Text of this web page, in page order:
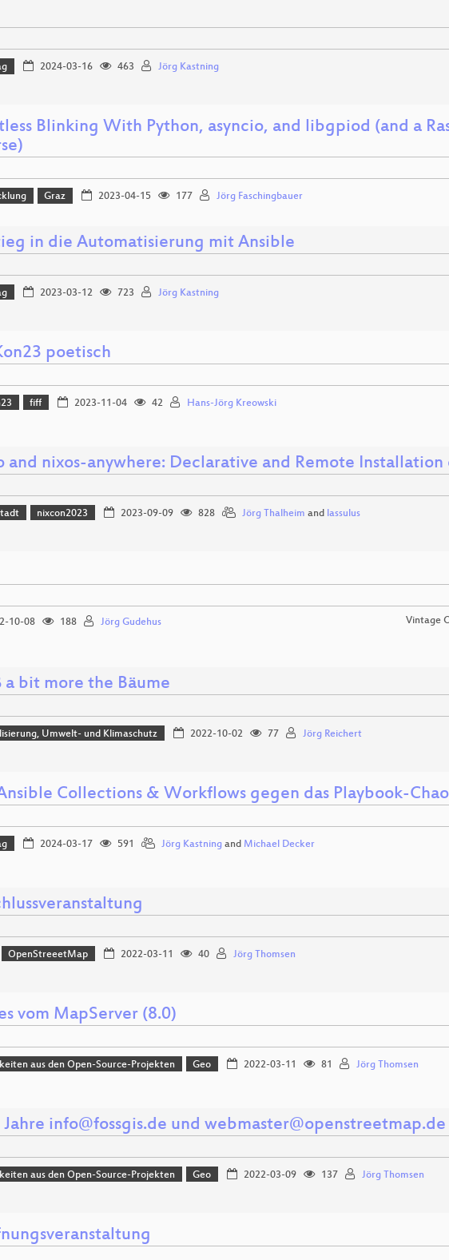
2024-03-16 463 Jörg Kastning
Blinking With Python, asyncio, and libgpiod (and a
Graz 2023-04-15 177 Jörg Faschingbauer
in die Automatisierung mit Ansible
2023-03-12 723 Jörg Kastning
poetisch
fiff 2023-11-04 42 Hans-Jörg Kreowski
and nixos-anywhere: Declarative and Remote Installation
nixcon2023 2023-09-09 828 Jörg Thalheim and lassulus
10-08 188 Jörg Gudehus Vintage
a bit more the Bäume
Umwelt- und Klimaschutz 2022-10-02 77 Jörg Reichert
Collections & Workflows gegen das Playbook-
2024-03-17 591 Jörg Kastningand Michael Decker
OpenStreeetMap 2022-03-11 40 Jörg Thomsen
vom MapServer (8.0)
aus den Open-Source-Projekten Geo 2022-03-11 81 Jörg Thomsen
info@fossgis.de und webmaster@openstreetmap.de
aus den Open-Source-Projekten Geo 2022-03-09 137 Jörg Thomsen